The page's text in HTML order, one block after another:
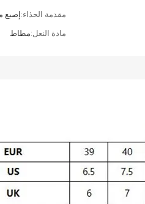
مقدمة الحذاء:إصبع
مادة النعل:مطاط